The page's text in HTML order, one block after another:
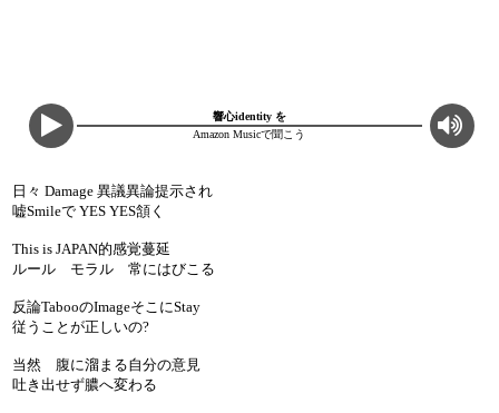
響心identity を
Amazon Musicで聞こう
日々 Damage 異議異論提示され
嘘Smileで YES YES頷く
This is JAPAN的感覚蔓延
ルール モラル 常にはびこる
反論TabooのImageそこにStay
従うことが正しいの?
当然 腹に溜まる自分の意見
吐き出せず膿へ変わる